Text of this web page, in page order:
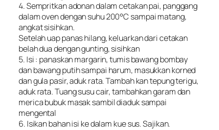
4. Sempritkan adonan dalam cetakan pai, panggang
dalam oven dengan suhu 200°C sampai matang,
angkat sisihkan.
Setelah uap panas hilang, keluarkan dari cetakan
belah dua dengan gunting, sisihkan
5. Isi : panaskan margarin, tumis bawang bombay
dan bawang putih sampai harum, masukkan korned
dan gula pasir, aduk rata. Tambah kan tepung terigu,
aduk rata. Tuang susu cair, tambahkan garam dan
merica bubuk masak sambil diaduk sampai
mengental
6. Isikan bahan isi ke dalam kue sus. Sajikan.